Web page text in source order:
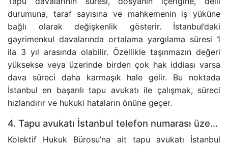
durumuna, taraf sayısına ve mahkemenin iş yüküne
bağlı olarak değişkenlik gösterir. İstanbul’daki
gayrimenkul davalarında ortalama yargılama süresi 1
ila 3 yıl arasında olabilir. Özellikle taşınmazın değeri
yüksekse veya üzerinde birden çok hak iddiası varsa
dava süreci daha karmaşık hale gelir. Bu noktada
İstanbul en başarılı tapu avukatı ile çalışmak, süreci
hızlandırır ve hukuki hataların önüne geçer.
4. Tapu avukatı İstanbul telefon numarası üzerinden hangi destekleri alabilirim?
Kolektif Hukuk Bürosu’na ait tapu avukatı İstanbul